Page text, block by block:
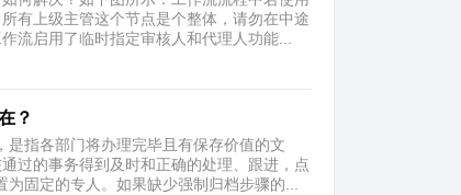
有上级主管这个节点是个整体，请勿在中途
流启用了临时指定审核人和代理人功能...
？
指各部门将办理完毕且有保存价值的文
过的事务得到及时和正确的处理、跟进，点
固定的专人。如果缺少强制归档步骤的...